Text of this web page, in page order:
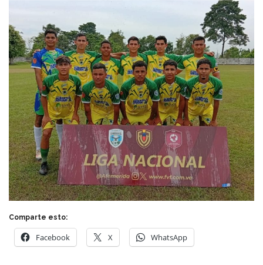
Comparte esto:
Facebook X WhatsApp